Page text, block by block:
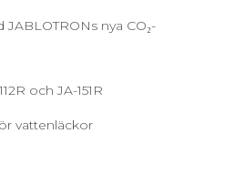
nya CO₂-
och JA-151R
vattenläckor